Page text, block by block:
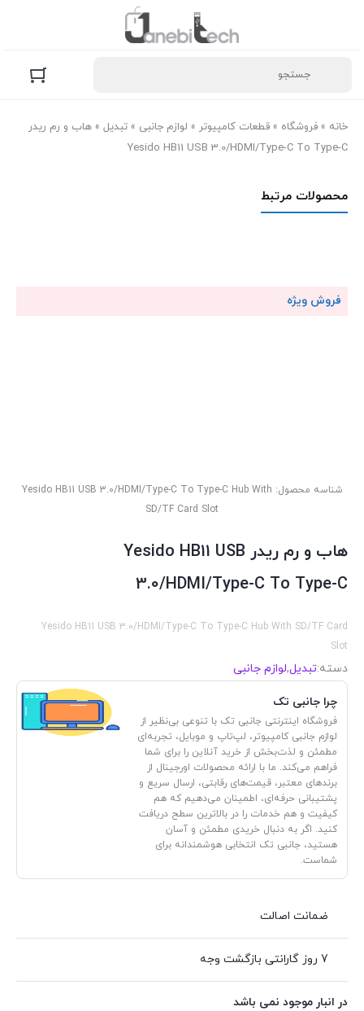
خانه » فروشگاه » قطعات کامپیوتر » لوازم جانبی » تبدیل » هاب و رم ریدر
Yesido HB11 USB 3.0/HDMI/Type-C To Type-C
محصولات مرتبط
فروش ویژه
شناسه محصول: Yesido HB11 USB 3.0/HDMI/Type-C To Type-C Hub With
SD/TF Card Slot
هاب و رم ریدر Yesido HB11 USB
3.0/HDMI/Type-C To Type-C
Yesido HB11 USB 3.0/HDMI/Type-C To Type-C Hub With SD/TF Card
Slot
دسته:تبدیل,لوازم جانبی
چرا جانبی تک
فروشگاه اینترنتی جانبی تک با تنوعی بی‌نظیر از
لوازم جانبی کامپیوتر، لپ‌تاپ و موبایل، تجربه‌ای
مطمئن و لذت‌بخش از خرید آنلاین را برای شما
فراهم می‌کند. ما با ارائه محصولات اورجینال از
برندهای معتبر، قیمت‌های رقابتی، ارسال سریع و
پشتیبانی حرفه‌ای، اطمینان می‌دهیم که هم
کیفیت و هم خدمات را در بالاترین سطح دریافت
کنید. اگر به دنبال خریدی مطمئن و آسان
هستید، جانبی تک انتخابی هوشمندانه برای
شماست.
ضمانت اصالت
7 روز گارانتی بازگشت وجه
در انبار موجود نمی باشد